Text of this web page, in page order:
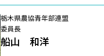
栃木県農協青年部連盟
委員長
船山 和洋